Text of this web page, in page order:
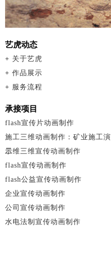
艺虎动态
+ 关于艺虎
+ 作品展示
+ 服务流程
承接项目
flash宣传片动画制作
施工三维动画制作：矿业施工演
示
二维三维宣传动画制作
flash宣传动画制作
flash公益宣传动画制作
企业宣传动画制作
公司宣传动画制作
水电法制宣传动画制作